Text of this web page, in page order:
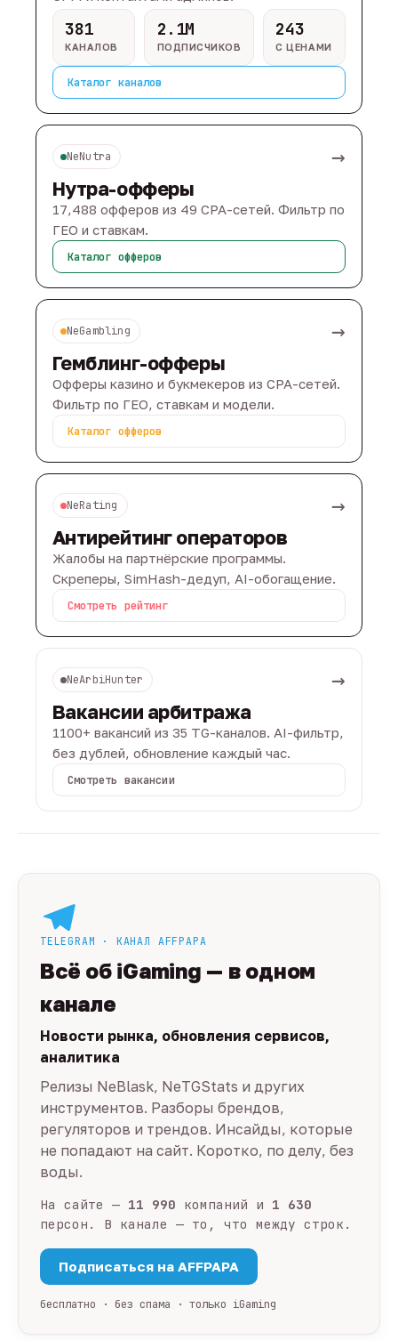
381
КАНАЛОВ
2.1M
ПОДПИСЧИКОВ
243
С ЦЕНАМИ
Каталог каналов
NeNutra →
Нутра-офферы
17,488 офферов из 49 CPA-сетей. Фильтр по
ГЕО и ставкам.
Каталог офферов
NeGambling →
Гемблинг-офферы
Офферы казино и букмекеров из CPA-сетей.
Фильтр по ГЕО, ставкам и модели.
Каталог офферов
NeRating →
Антирейтинг операторов
Жалобы на партнёрские программы.
Скреперы, SimHash-дедуп, AI-обогащение.
Смотреть рейтинг
NeArbiHunter →
Вакансии арбитража
1100+ вакансий из 35 TG-каналов. AI-фильтр,
без дублей, обновление каждый час.
Смотреть вакансии
TELEGRAM · КАНАЛ AFFPAPA
Всё об iGaming — в одном
канале
Новости рынка, обновления сервисов,
аналитика
Релизы NeBlask, NeTGStats и других
инструментов. Разборы брендов,
регуляторов и трендов. Инсайды, которые
не попадают на сайт. Коротко, по делу, без
воды.
На сайте — 11 990 компаний и 1 630
персон. В канале — то, что между строк.
Подписаться на AFFPAPA
бесплатно · без спама · только iGaming